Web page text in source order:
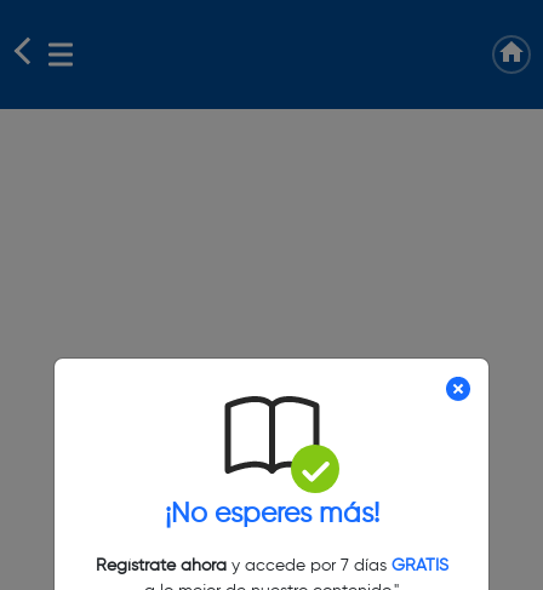
¡No esperes más!
Regístrate ahoray accede por 7 días GRATIS